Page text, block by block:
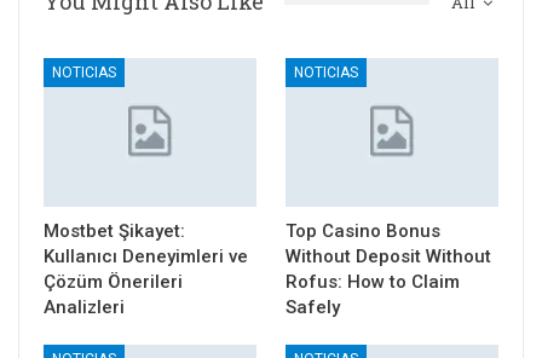
NOTICIAS
Mostbet Şikayet:
Kullanıcı Deneyimleri ve
Çözüm Önerileri
Analizleri
NOTICIAS
Top Casino Bonus
Without Deposit Without
Rofus: How to Claim
Safely